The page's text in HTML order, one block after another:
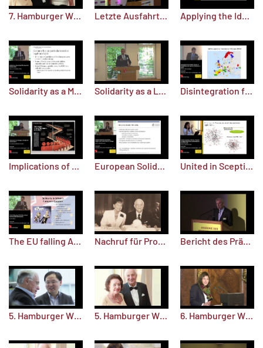
7. Hamburger Wissenschaftspreis 2021: Die Stifter Letzte Ausfahrt Paris - Herausforderung Klimawandel Applying the Idea of Solidarity to Europe
Solidarity as a Moral Duty? The Case of the Eurozone Crisis Solidarity as a Legal Concept Disintegration from Within: The Role of Independence and Separatist Movements in the EU
Implications of the Refugee and Migration Crisis for the EU European Solidarity and its Limits: Insights from Current Political Challenges United in Scepticism: The Rise of Populist and Right-Wing Parties in the EU
5. Hamburger Wissenschaftspreis: Die Preisträger 5. Hamburger Wissenschaftspreis: Die Stifter 6. Hamburger Wissenschaftspreis 2019: Die Preisverleihung